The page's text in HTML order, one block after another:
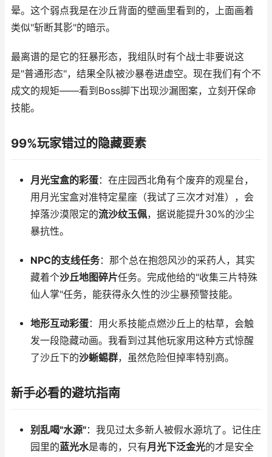
晕。这个弱点我是在沙丘背面的壁画里看到的，上面画着
类似"斩断其影"的暗示。
最离谱的是它的狂暴形态，我组队时有个战士非要说这
是"普通形态"，结果全队被沙暴卷进虚空。现在我们有个不
成文的规矩——看到Boss脚下出现沙漏图案，立刻开保命
技能。
99%玩家错过的隐藏要素
月光宝盒的彩蛋：在庄园西北角有个废弃的观星台，
用月光宝盒对准特定星座（我试了三次才对准），会
掉落沙漠限定的流沙纹玉佩，据说能提升30%的沙尘
暴抗性。
NPC的支线任务：那个总在抱怨风沙的采药人，其实
藏着个沙丘地图碎片任务。完成他给的"收集三片特殊
仙人掌"任务，能获得永久性的沙尘暴预警技能。
地形互动彩蛋：用火系技能点燃沙丘上的枯草，会触
发一段隐藏动画。我看到过其他玩家用这种方式惊醒
了沙丘下的沙蜥蜴群，虽然危险但掉率特别高。
新手必看的避坑指南
别乱喝"水源"：我见过太多新人被假水源坑了。记住庄
园里的蓝光水是毒的，只有月光下泛金光的才是安全